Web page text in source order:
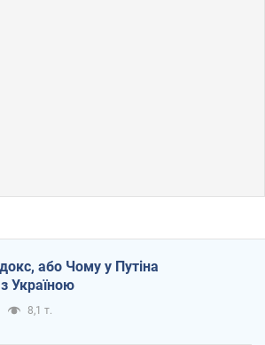
або Чому у Путіна
Україною
8,1 т.